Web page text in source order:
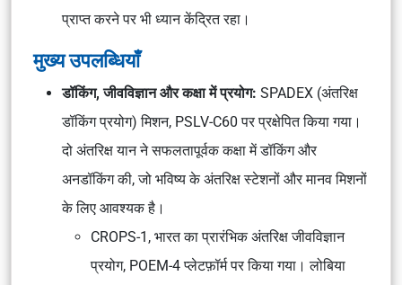
प्राप्त करने पर भी ध्यान केंद्रित रहा।
मुख्य उपलब्धियाँ
डॉकिंग, जीवविज्ञान और कक्षा में प्रयोग: SPADEX (अंतरिक्ष
डॉकिंग प्रयोग) मिशन, PSLV-C60 पर प्रक्षेपित किया गया।
दो अंतरिक्ष यान ने सफलतापूर्वक कक्षा में डॉकिंग और
अनडॉकिंग की, जो भविष्य के अंतरिक्ष स्टेशनों और मानव मिशनों
के लिए आवश्यक है।
CROPS-1, भारत का प्रारंभिक अंतरिक्ष जीवविज्ञान
प्रयोग, POEM-4 प्लेटफ़ॉर्म पर किया गया। लोबिया